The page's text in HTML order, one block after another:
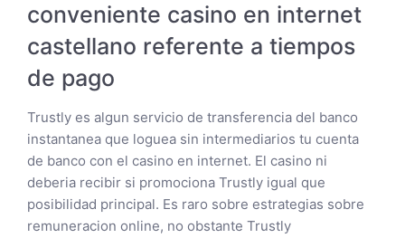
conveniente casino en internet
castellano referente a tiempos
de pago
Trustly es algun servicio de transferencia del banco
instantanea que loguea sin intermediarios tu cuenta
de banco con el casino en internet. El casino ni
deberia recibir si promociona Trustly igual que
posibilidad principal. Es raro sobre estrategias sobre
remuneracion online, no obstante Trustly